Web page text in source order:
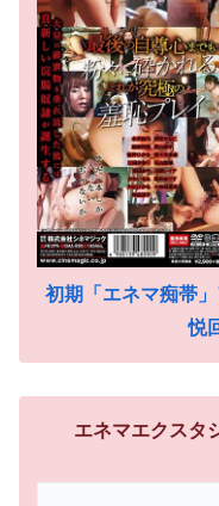
初期「エネマ痴帯
悦
エネマエクスタ